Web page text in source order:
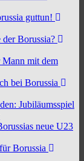
guttun!
Borussia?
mit dem
bei Borussia
Jubiläumsspiel
neue U23
Borussia